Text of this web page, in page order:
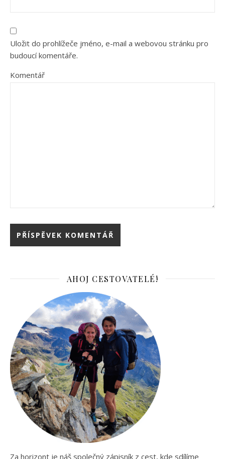
Uložit do prohlížeče jméno, e-mail a webovou stránku pro
budoucí komentáře.
Komentář
AHOJ CESTOVATELÉ!
Za horizont je náš společný zápisník z cest, kde sdílíme